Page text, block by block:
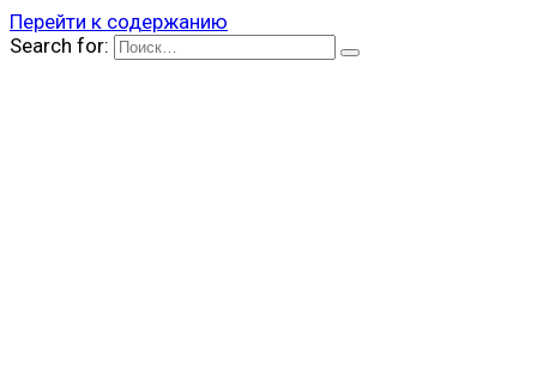
Перейти к содержанию
Search for: